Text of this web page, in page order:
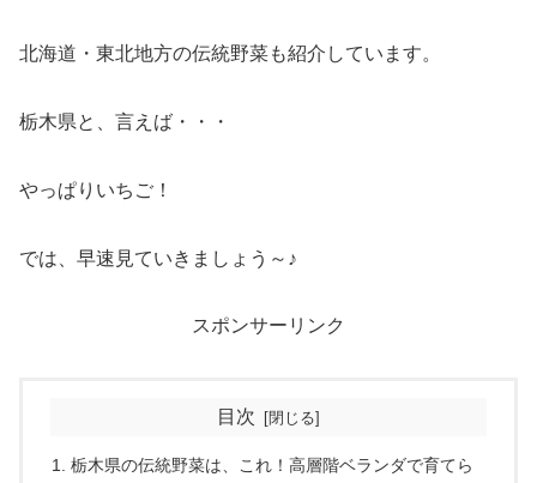
北海道・東北地方の伝統野菜も紹介しています。
栃木県と、言えば・・・
やっぱりいちご！
では、早速見ていきましょう～♪
スポンサーリンク
目次
栃木県の伝統野菜は、これ！高層階ベランダで育てら